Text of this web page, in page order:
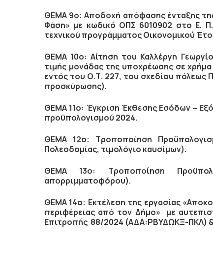
ΘΕΜΑ 9ο:Αποδοχή απόφασης ένταξης
Φάση» με κωδικό ΟΠΣ 6010902 στο Ε.
τεχνικού προγράμματος Οικονομικού
ΘΕΜΑ 10ο: Αίτηση του Καλλέργη
τιμής μονάδας της υποχρέωσης σε
εντός του Ο.Τ. 227, του σχεδίου
προσκύρωσης).
ΘΕΜΑ 11ο: Έγκριση Έκθεσης Εσόδων –
προϋπολογισμού 2024.
ΘΕΜΑ 12ο: Τροποποίηση
Πολεοδομίας, τιμολόγιο καυσίμων).
ΘΕΜΑ 13ο: Τροποποίηση
απορριμματοφόρου).
ΘΕΜΑ 14ο: Εκτέλεση της εργασίας
περιφέρειας από τον Δήμο» με
Επιτροπής 88/2024 (ΑΔΑ:ΡΒΥΔΩΚΞ-ΠΚΛ)